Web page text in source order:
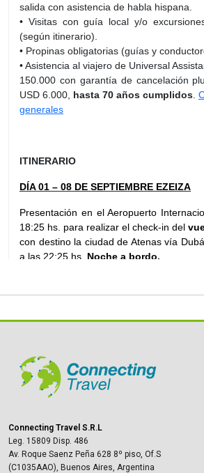
salida con asistencia de habla hispana.
• Visitas con guía local y/o
(según itinerario).
• Propinas obligatorias (guías y
• Asistencia al viajero de Universal
150.000 con garantía de cancelación
USD 6.000, hasta 70 años cumplidos
generales
ITINERARIO
DÍA 01 – 08 DE SEPTIEMBRE EZEIZA
Presentación en el Aeropuerto
18:25 hs. para realizar el check-in del
con destino la ciudad de Atenas vía
a las 22:25 hs. Noche a bordo.
Dubái. Llegada al Aeropuerto
DÍA 03 – 10 DE SEPTIEMBRE ATENAS
migraciones nos estará esperando
habla hispana para acompañarnos
día libre. Alojamiento.
Connecting Travel S.R.L
Leg. 15809 Disp. 486
Av. Roque Saenz Peña 628 8º piso, Of.S
(C1035AAO), Buenos Aires, Argentina